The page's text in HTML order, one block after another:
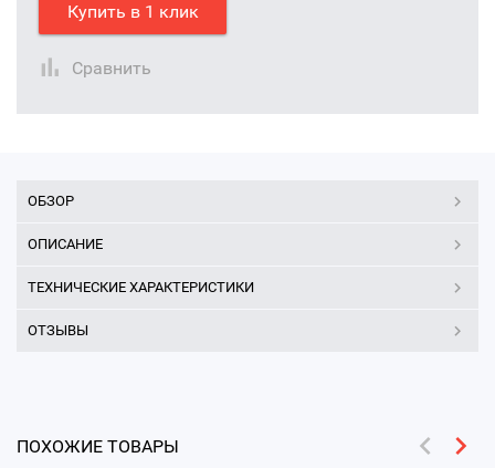
Купить в 1 клик
Сравнить
ОБЗОР
ОПИСАНИЕ
ТЕХНИЧЕСКИЕ ХАРАКТЕРИСТИКИ
ОТЗЫВЫ
ПОХОЖИЕ ТОВАРЫ